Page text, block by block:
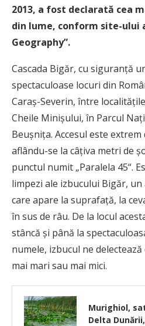
2013, a fost declarată cea
din lume, conform site-ului
Geography”.
Cascada Bigăr, cu siguranță
spectaculoase locuri din
Caraș-Severin, între
Cheile Minișului, în Parcul
Beușnița. Accesul este extrem
aflându-se la câțiva metri de
punctul numit „Paralela 45“.
limpezi ale izbucului Bigăr,
care apare la suprafață, la
în sus de râu. De la locul
stâncă și până la
numele, izbucul ne delectează
mai mari sau mai mici.
Murighiol,
Delta